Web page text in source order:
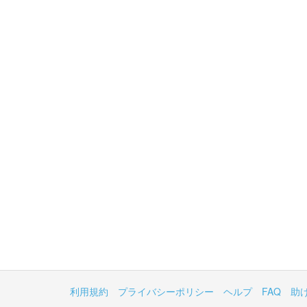
利用規約 プライバシーポリシー ヘルプ FAQ 助